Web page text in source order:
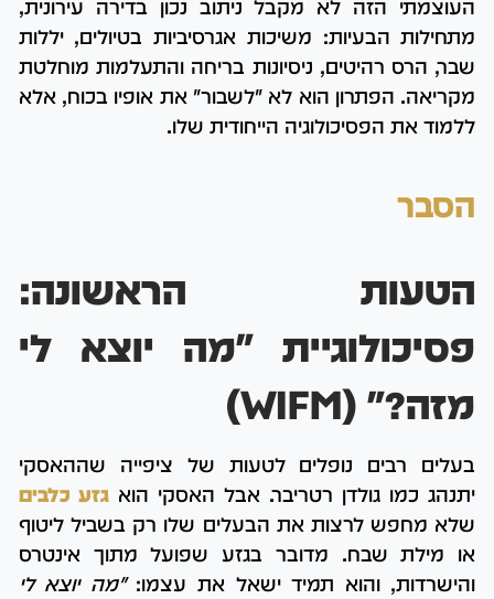
העוצמתי הזה לא מקבל ניתוב נכון בדירה עירונית,
מתחילות הבעיות: משיכות אגרסיביות בטיולים, יללות
שבר, הרס רהיטים, ניסיונות בריחה והתעלמות מוחלטת
מקריאה. הפתרון הוא לא "לשבור" את אופיו בכוח, אלא
ללמוד את הפסיכולוגיה הייחודית שלו.
הסבר
הטעות הראשונה:
פסיכולוגיית "מה יוצא לי
מזה?" (WIFM)
בעלים רבים נופלים לטעות של ציפייה שההאסקי
יתנהג כמו גולדן רטריבר. אבל האסקי הוא גזע כלבים
שלא מחפש לרצות את הבעלים שלו רק בשביל ליטוף
או מילת שבח. מדובר בגזע שפועל מתוך אינטרס
והישרדות, והוא תמיד ישאל את עצמו:"מה יוצא לי